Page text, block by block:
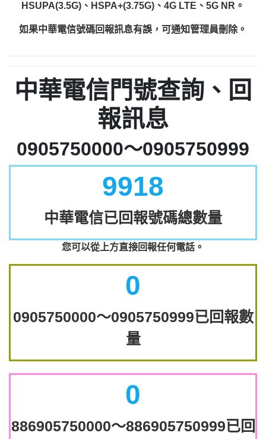
HSUPA(3.5G)、HSPA+(3.75G)、4G LTE、5G NR。
如果中華電信號碼回報訊息有誤，可通知管理員刪除。
中華電信門號查詢、回
報訊息
0905750000～0905750999
9918
中華電信已回報號碼總數量
您可以從上方直接回報任何電話。
0
0905750000～0905750999已回報數
量
0
886905750000～886905750999已回